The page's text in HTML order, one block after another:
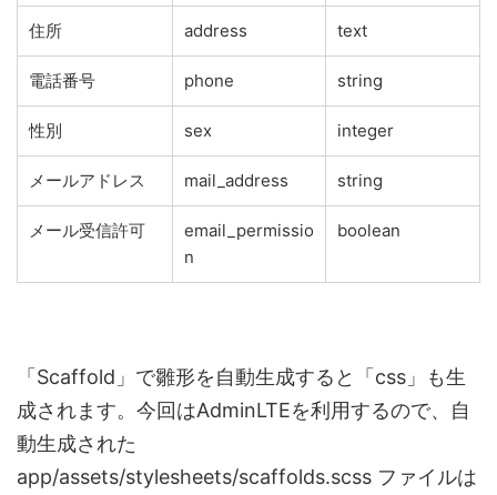
住所 address text
電話番号 phone string
性別 sex integer
メールアドレス mail_address string
メール受信許可
email_permissio
n
boolean
「Scaffold」で雛形を自動生成すると「css」も生
成されます。今回はAdminLTEを利用するので、自
動生成された
app/assets/stylesheets/scaffolds.scss ファイルは